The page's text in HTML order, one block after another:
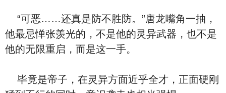
“可恶……还真是防不胜防。”唐龙嘴角一抽，
他最忌惮张羡光的，不是他的灵异武器，也不是
他的无限重启，而是这一手。
毕竟是帝子，在灵异方面近乎全才，正面硬刚